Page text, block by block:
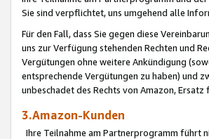
Sie sind verpflichtet, uns umgehend alle
Für den Fall, dass Sie gegen diese
uns zur Verfügung stehenden Rechten und
Vergütungen ohne weitere Ankündigung
entsprechende Vergütungen zu haben) und
unbeschadet des Rechts von Amazon,
3.Amazon-Kunden
Ihre Teilnahme am Partnerprogramm führt